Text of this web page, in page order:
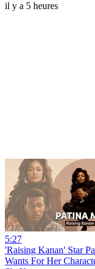
il y a 5 heures
5:27
'Raising Kanan' Star
Wants For Her